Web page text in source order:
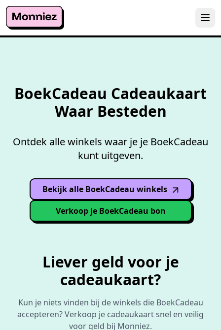
BoekCadeau Cadeaukaart
Waar Besteden
Ontdek alle winkels waar je je BoekCadeau
kunt uitgeven.
Bekijk alle BoekCadeau winkels
(opens innew window
Verkoop je BoekCadeau bon
Liever geld voor je
cadeaukaart?
Kun je niets vinden bij de winkels die BoekCadeau
accepteren? Verkoop je cadeaukaart snel en veilig
voor geld bij Monniez.